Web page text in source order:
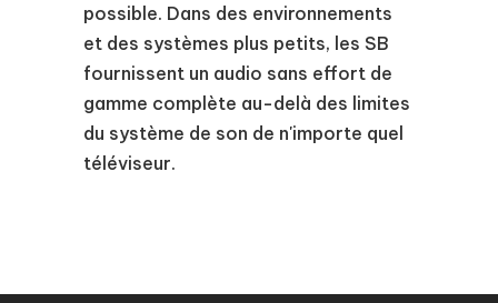
possible. Dans des environnements
et des systèmes plus petits, les SB
fournissent un audio sans effort de
gamme complète au-delà des limites
du système de son de n'importe quel
téléviseur.